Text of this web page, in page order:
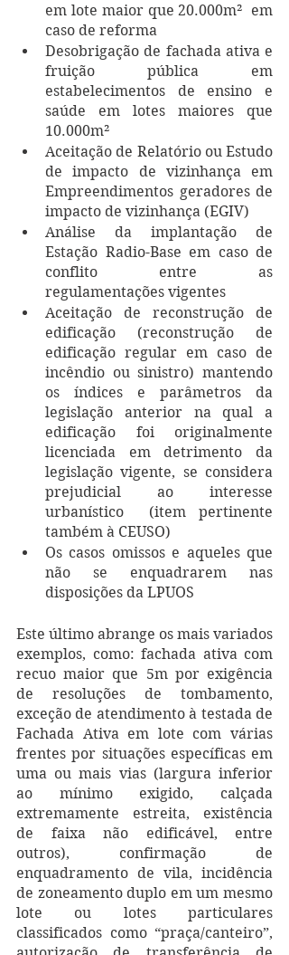
em lote maior que 20.000m²  em
caso de reforma
Desobrigação de fachada ativa e
fruição pública em
estabelecimentos de ensino e
saúde em lotes maiores que
10.000m²
Aceitação de Relatório ou Estudo
de impacto de vizinhança em
Empreendimentos geradores de
impacto de vizinhança (EGIV)
Análise da implantação de
Estação Radio-Base em caso de
conflito entre as
regulamentações vigentes
Aceitação de reconstrução de
edificação (reconstrução de
edificação regular em caso de
incêndio ou sinistro) mantendo
os índices e parâmetros da
legislação anterior na qual a
edificação foi originalmente
licenciada em detrimento da
legislação vigente, se considera
prejudicial ao interesse
urbanístico  (item pertinente
também à CEUSO)
Os casos omissos e aqueles que
não se enquadrarem nas
disposições da LPUOS
Este último abrange os mais variados
exemplos, como: fachada ativa com
recuo maior que 5m por exigência
de resoluções de tombamento,
exceção de atendimento à testada de
Fachada Ativa em lote com várias
frentes por situações específicas em
uma ou mais vias (largura inferior
ao mínimo exigido, calçada
extremamente estreita, existência
de faixa não edificável, entre
outros), confirmação de
enquadramento de vila, incidência
de zoneamento duplo em um mesmo
lote ou lotes particulares
classificados como “praça/canteiro”,